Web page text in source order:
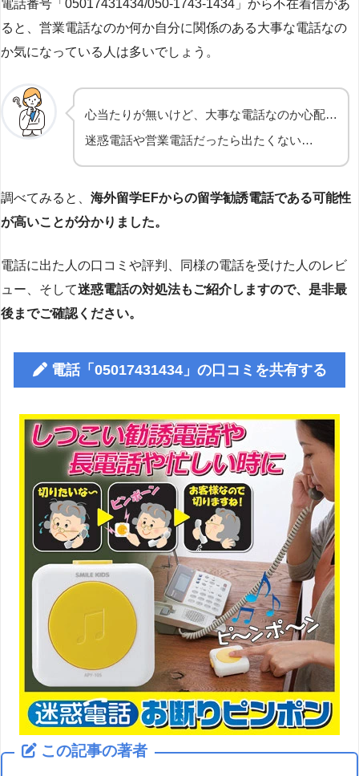
電話番号「05017431434/050-1743-1434」から不在着信があ
ると、営業電話なのか何か自分に関係のある大事な電話なの
か気になっている人は多いでしょう。
心当たりが無いけど、大事な電話なのか心配…
迷惑電話や営業電話だったら出たくない…
調べてみると、 海外留学EFからの留学勧誘電話である可能性
が高いことが分かりました。
電話に出た人の口コミや評判、同様の電話を受けた人のレビ
ュー、そして迷惑電話の対処法もご紹介しますので、是非最
後までご確認ください。
電話「05017431434」の口コミを共有する
この記事の著者